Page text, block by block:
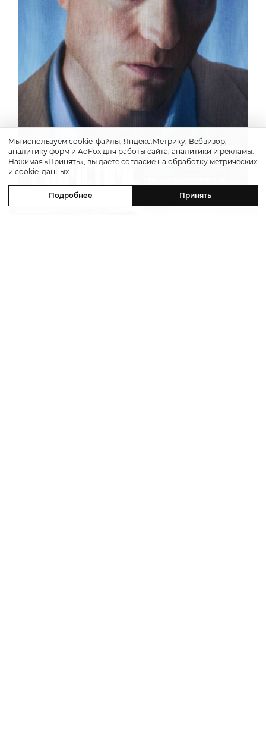
Мы используем cookie-файлы, Яндекс.Метрику, Вебвизор,
аналитику форм и AdFox для работы сайта, аналитики и рекламы.
Нажимая «Принять», вы даете согласие на обработку метрических
и cookie-данных.
Подробнее Принять